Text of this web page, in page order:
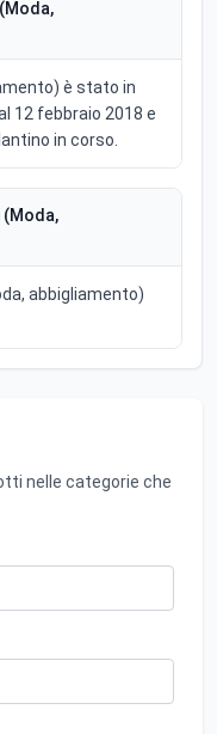
è stato in
12 febbraio 2018 e
in corso.
abbigliamento)
nelle categorie che